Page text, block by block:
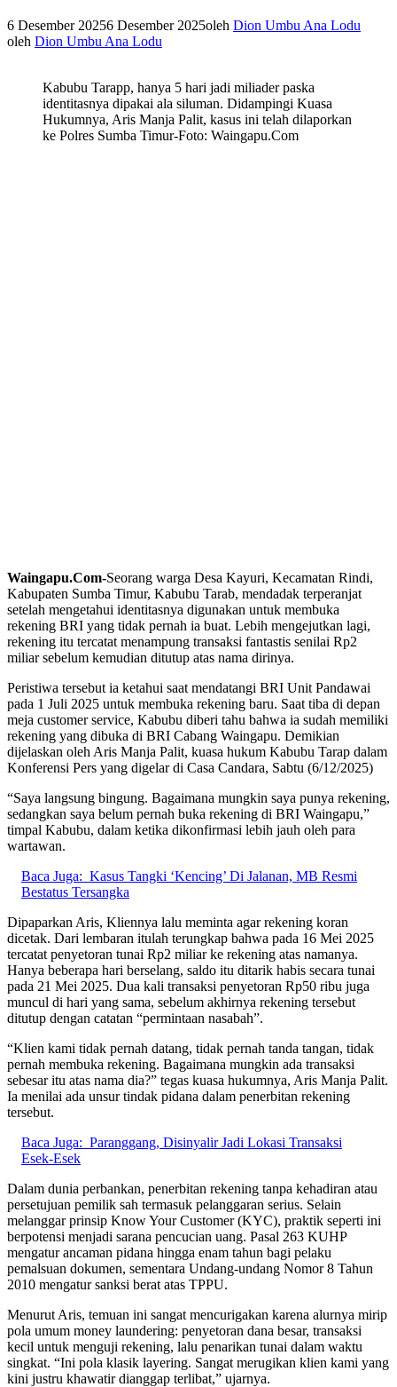
6 Desember 20256 Desember 2025oleh Dion Umbu Ana Lodu
oleh Dion Umbu Ana Lodu
Kabubu Tarapp, hanya 5 hari jadi miliader paska
identitasnya dipakai ala siluman. Didampingi Kuasa
Hukumnya, Aris Manja Palit, kasus ini telah dilaporkan
ke Polres Sumba Timur-Foto: Waingapu.Com
Waingapu.Com-Seorang warga Desa Kayuri, Kecamatan Rindi,
Kabupaten Sumba Timur, Kabubu Tarab, mendadak terperanjat
setelah mengetahui identitasnya digunakan untuk membuka
rekening BRI yang tidak pernah ia buat. Lebih mengejutkan lagi,
rekening itu tercatat menampung transaksi fantastis senilai Rp2
miliar sebelum kemudian ditutup atas nama dirinya.
Peristiwa tersebut ia ketahui saat mendatangi BRI Unit Pandawai
pada 1 Juli 2025 untuk membuka rekening baru. Saat tiba di depan
meja customer service, Kabubu diberi tahu bahwa ia sudah memiliki
rekening yang dibuka di BRI Cabang Waingapu. Demikian
dijelaskan oleh Aris Manja Palit, kuasa hukum Kabubu Tarap dalam
Konferensi Pers yang digelar di Casa Candara, Sabtu (6/12/2025)
“Saya langsung bingung. Bagaimana mungkin saya punya rekening,
sedangkan saya belum pernah buka rekening di BRI Waingapu,”
timpal Kabubu, dalam ketika dikonfirmasi lebih jauh oleh para
wartawan.
Baca Juga: Kasus Tangki ‘Kencing’ Di Jalanan, MB Resmi
Bestatus Tersangka
Dipaparkan Aris, Kliennya lalu meminta agar rekening koran
dicetak. Dari lembaran itulah terungkap bahwa pada 16 Mei 2025
tercatat penyetoran tunai Rp2 miliar ke rekening atas namanya.
Hanya beberapa hari berselang, saldo itu ditarik habis secara tunai
pada 21 Mei 2025. Dua kali transaksi penyetoran Rp50 ribu juga
muncul di hari yang sama, sebelum akhirnya rekening tersebut
ditutup dengan catatan “permintaan nasabah”.
“Klien kami tidak pernah datang, tidak pernah tanda tangan, tidak
pernah membuka rekening. Bagaimana mungkin ada transaksi
sebesar itu atas nama dia?” tegas kuasa hukumnya, Aris Manja Palit.
Ia menilai ada unsur tindak pidana dalam penerbitan rekening
tersebut.
Baca Juga: Paranggang, Disinyalir Jadi Lokasi Transaksi
Esek-Esek
Dalam dunia perbankan, penerbitan rekening tanpa kehadiran atau
persetujuan pemilik sah termasuk pelanggaran serius. Selain
melanggar prinsip Know Your Customer (KYC), praktik seperti ini
berpotensi menjadi sarana pencucian uang. Pasal 263 KUHP
mengatur ancaman pidana hingga enam tahun bagi pelaku
pemalsuan dokumen, sementara Undang-undang Nomor 8 Tahun
2010 mengatur sanksi berat atas TPPU.
Menurut Aris, temuan ini sangat mencurigakan karena alurnya mirip
pola umum money laundering: penyetoran dana besar, transaksi
kecil untuk menguji rekening, lalu penarikan tunai dalam waktu
singkat. “Ini pola klasik layering. Sangat merugikan klien kami yang
kini justru khawatir dianggap terlibat,” ujarnya.